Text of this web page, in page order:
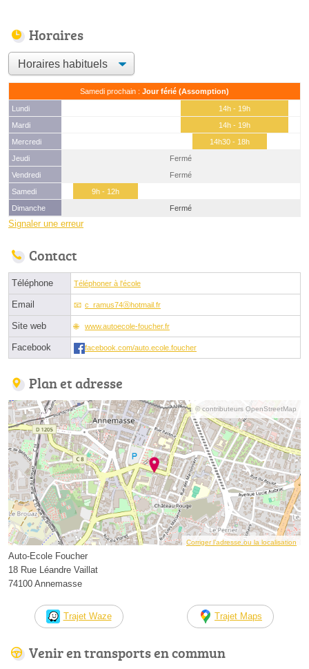
Horaires
Samedi prochain : Jour férié (Assomption)
Lundi
14h - 19h
Mardi
14h - 19h
Mercredi
14h30 - 18h
Jeudi
Fermé
Vendredi
Fermé
Samedi
9h - 12h
Dimanche
Fermé
Signaler une erreur
Contact
Téléphone Téléphoner à l'école
Email c_ramus74ⓐhotmail.fr
Site web www.autoecole-foucher.fr
Facebook facebook.com/auto.ecole.foucher
Plan et adresse
© contributeurs OpenStreetMap
Corriger l’adresse ou la localisation
Auto-Ecole Foucher
18 Rue Léandre Vaillat
74100 Annemasse
Trajet Waze Trajet Maps
Venir en transports en commun